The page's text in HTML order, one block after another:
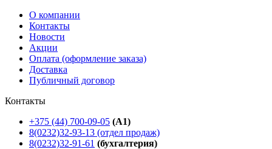
О компании
Контакты
Новости
Акции
Оплата (оформление заказа)
Доставка
Публичный договор
Контакты
+375 (44) 700-09-05 (A1)
8(0232)32-93-13 (отдел продаж)
8(0232)32-91-61 (бухгалтерия)